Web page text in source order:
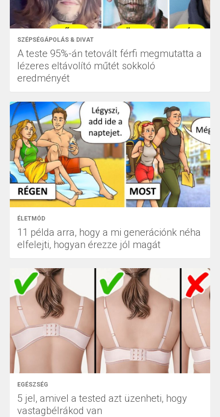
SZÉPSÉGÁPOLÁS & DIVAT
A teste 95%-án tetovált férfi megmutatta a
lézeres eltávolító műtét sokkoló
eredményét
ÉLETMÓD
11 példa arra, hogy a mi generációnk néha
elfelejti, hogyan érezze jól magát
EGÉSZSÉG
5 jel, amivel a tested azt üzenheti, hogy
vastagbélrákod van